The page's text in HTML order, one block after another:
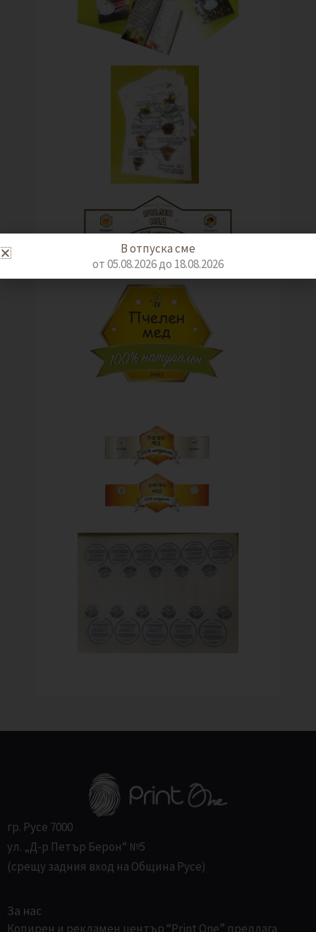
гр. Русе 7000
ул. „Д-р Петър Берон“ №5
(срещу задния вход на Община Русе)
За нас
Копирен и рекламен център “Print One” предлага
В отпуска сме
от 05.08.2026 до 18.08.2026